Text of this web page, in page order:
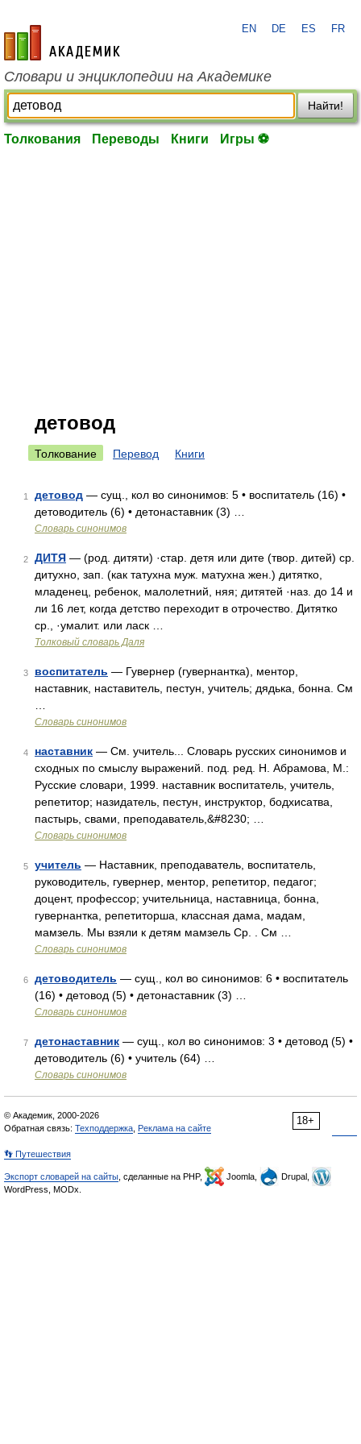
academic.ru
EN DE ES FR
Словари и энциклопедии на Академике
Найти!
Толкования Переводы Книги Игры ⚽
детовод
Толкование Перевод Книги
1 детовод — сущ., кол во синонимов: 5 • воспитатель (16) •
детоводитель (6) • детонаставник (3) …
Словарь синонимов
2 ДИТЯ — (род. дитяти) ·стар. детя или дите (твор. дитей) ср.
дитухно, зап. (как татухна муж. матухна жен.) дитятко,
младенец, ребенок, малолетний, няя; дитятей ·наз. до 14 и
ли 16 лет, когда детство переходит в отрочество. Дитятко
ср., ·умалит. или ласк …
Толковый словарь Даля
3 воспитатель — Гувернер (гувернантка), ментор,
наставник, наставитель, пестун, учитель; дядька, бонна. См
Словарь синонимов
4 наставник — См. учитель... Словарь русских синонимов и
сходных по смыслу выражений. под. ред. Н. Абрамова, М.:
Русские словари, 1999. наставник воспитатель, учитель,
репетитор; назидатель, пестун, инструктор, бодхисатва,
пастырь, свами, преподаватель,&#8230; …
Словарь синонимов
5 учитель — Наставник, преподаватель, воспитатель,
руководитель, гувернер, ментор, репетитор, педагог;
доцент, профессор; учительница, наставница, бонна,
гувернантка, репетиторша, классная дама, мадам,
мамзель. Мы взяли к детям мамзель Ср. . См …
Словарь синонимов
6 детоводитель — сущ., кол во синонимов: 6 • воспитатель
(16) • детовод (5) • детонаставник (3) …
Словарь синонимов
7 детонаставник — сущ., кол во синонимов: 3 • детовод (5) •
детоводитель (6) • учитель (64) …
Словарь синонимов
18+
© Академик, 2000-2026
Обратная связь: Техподдержка Реклама на сайте
👣 Путешествия
Экспорт словарей на сайты , сделанные на PHP, Joomla,
Drupal,
WordPress, MODx.